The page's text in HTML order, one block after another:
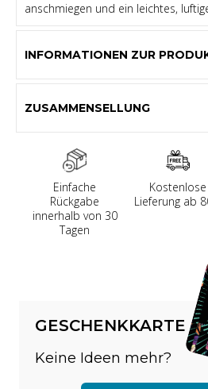
anschmiegen und ein leichtes,
INFORMATIONEN ZUR
ZUSAMMENSELLUNG
Einfache
Rückgabe
innerhalb von 30
Tagen
Kostenlose
Lieferung ab
GESCHENKKARTE
Keine Ideen mehr?